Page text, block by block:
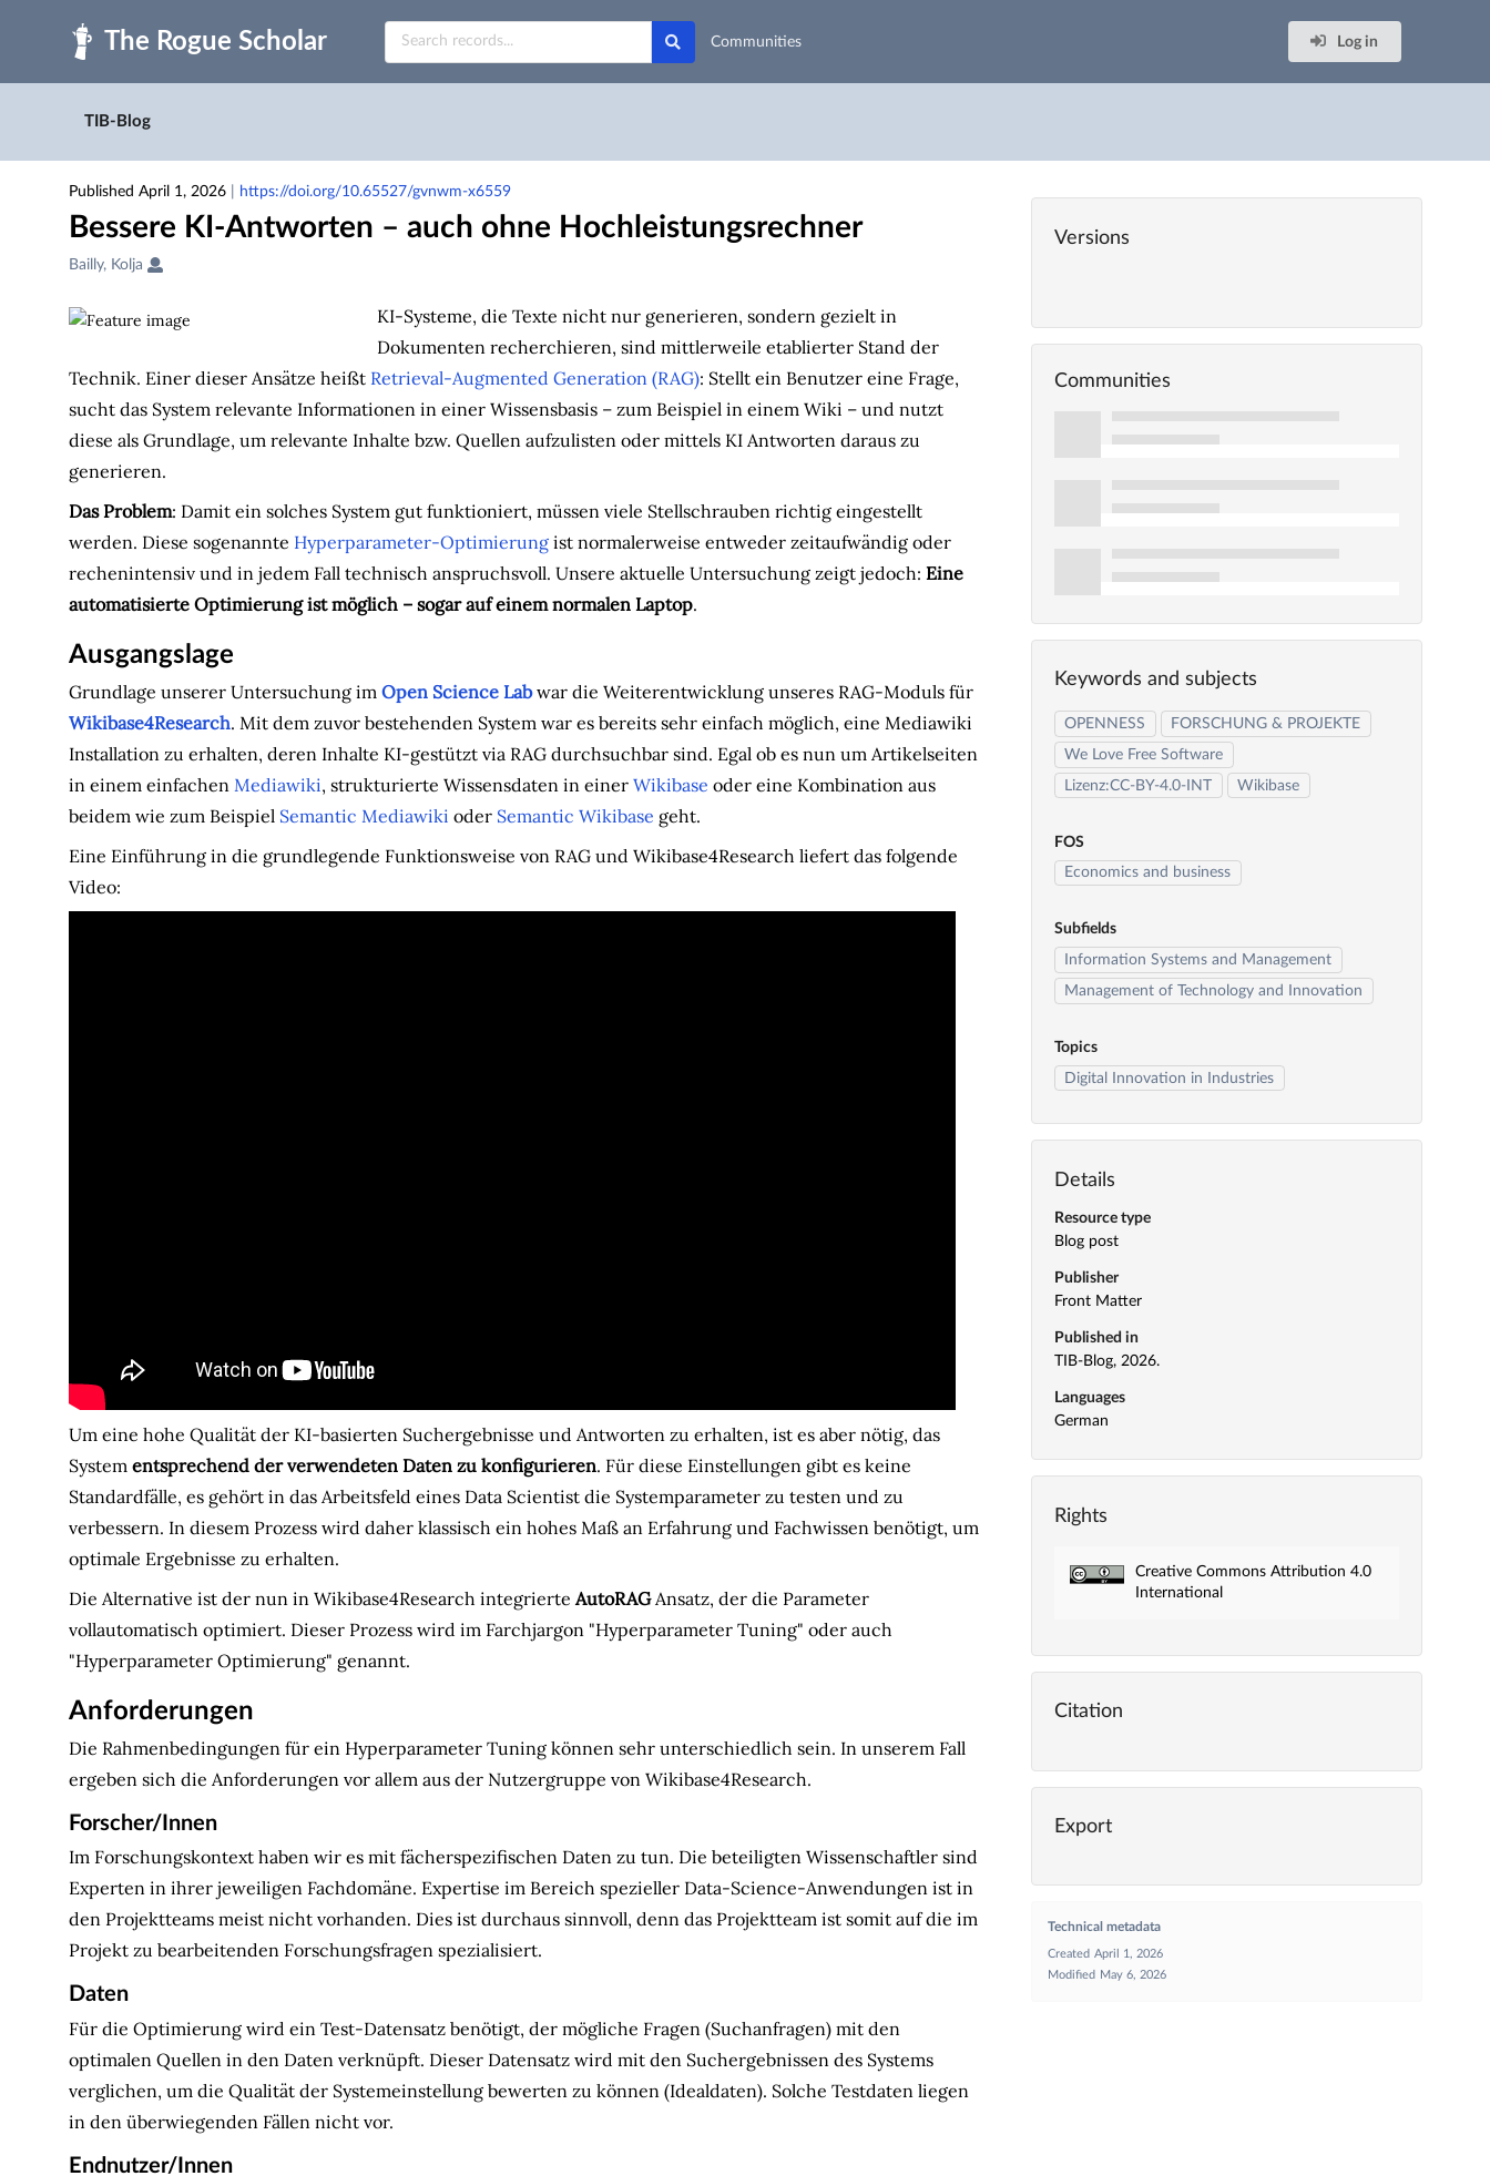
Skip to main
Communities
Log in
TIB-Blog
Published April 1, 2026 https://doi.org/10.65527/gvnwm-x6559
Bessere KI-Antworten – auch ohne Hochleistungsrechner
Creators
Contributors
Bailly, Kolja
KI-Systeme, die Texte nicht nur generieren, sondern gezielt in
Dokumenten recherchieren, sind mittlerweile etablierter Stand der
Technik. Einer dieser Ansätze heißt Retrieval-Augmented Generation (RAG): Stellt ein Benutzer eine Frage,
sucht das System relevante Informationen in einer Wissensbasis – zum Beispiel in einem Wiki – und nutzt
diese als Grundlage, um relevante Inhalte bzw. Quellen aufzulisten oder mittels KI Antworten daraus zu
generieren.
Das Problem: Damit ein solches System gut funktioniert, müssen viele Stellschrauben richtig eingestellt
werden. Diese sogenannte Hyperparameter-Optimierungist normalerweise entweder zeitaufwändig oder
rechenintensiv und in jedem Fall technisch anspruchsvoll. Unsere aktuelle Untersuchung zeigt jedoch: Eine
automatisierte Optimierung ist möglich – sogar auf einem normalen Laptop.
Ausgangslage
Grundlage unserer Untersuchung im Open Science Labwar die Weiterentwicklung unseres RAG-Moduls für
Wikibase4Research. Mit dem zuvor bestehenden System war es bereits sehr einfach möglich, eine Mediawiki
Installation zu erhalten, deren Inhalte KI-gestützt via RAG durchsuchbar sind. Egal ob es nun um Artikelseiten
in einem einfachen Mediawiki, strukturierte Wissensdaten in einer Wikibase oder eine Kombination aus
beidem wie zum Beispiel Semantic Mediawiki oder Semantic Wikibase geht.
Eine Einführung in die grundlegende Funktionsweise von RAG und Wikibase4Research liefert das folgende
Video:
Um eine hohe Qualität der KI-basierten Suchergebnisse und Antworten zu erhalten, ist es aber nötig, das
System entsprechend der verwendeten Daten zu konfigurieren. Für diese Einstellungen gibt es keine
Standardfälle, es gehört in das Arbeitsfeld eines Data Scientist die Systemparameter zu testen und zu
verbessern. In diesem Prozess wird daher klassisch ein hohes Maß an Erfahrung und Fachwissen benötigt, um
optimale Ergebnisse zu erhalten.
Die Alternative ist der nun in Wikibase4Research integrierte AutoRAGAnsatz, der die Parameter
vollautomatisch optimiert. Dieser Prozess wird im Farchjargon "Hyperparameter Tuning" oder auch
"Hyperparameter Optimierung" genannt.
Anforderungen
Die Rahmenbedingungen für ein Hyperparameter Tuning können sehr unterschiedlich sein. In unserem Fall
ergeben sich die Anforderungen vor allem aus der Nutzergruppe von Wikibase4Research.
Forscher/Innen
Im Forschungskontext haben wir es mit fächerspezifischen Daten zu tun. Die beteiligten Wissenschaftler sind
Experten in ihrer jeweiligen Fachdomäne. Expertise im Bereich spezieller Data-Science-Anwendungen ist in
den Projektteams meist nicht vorhanden. Dies ist durchaus sinnvoll, denn das Projektteam ist somit auf die im
Projekt zu bearbeitenden Forschungsfragen spezialisiert.
Daten
Für die Optimierung wird ein Test-Datensatz benötigt, der mögliche Fragen (Suchanfragen) mit den
optimalen Quellen in den Daten verknüpft. Dieser Datensatz wird mit den Suchergebnissen des Systems
verglichen, um die Qualität der Systemeinstellung bewerten zu können (Idealdaten). Solche Testdaten liegen
in den überwiegenden Fällen nicht vor.
Endnutzer/Innen
Versions
Communities
Keywords and subjects
OPENNESS
FORSCHUNG & PROJEKTE
We Love Free Software
Lizenz:CC-BY-4.0-INT
Wikibase
FOS
Economics and business
Subfields
Information Systems and Management
Management of Technology and Innovation
Topics
Digital Innovation in Industries
Details
Resource type
Blog post
Publisher
Front Matter
Published in
TIB-Blog, 2026.
Languages
German
Rights
Creative Commons Attribution 4.0
International
Citation
Export
Technical metadata
Created April 1, 2026
Modified
May 6, 2026